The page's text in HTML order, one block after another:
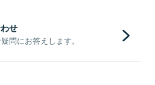
せ
問にお答えします。